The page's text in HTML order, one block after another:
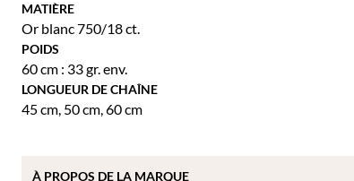
MATIÈRE
Or blanc 750/18 ct.
POIDS
60 cm : 33 gr. env.
LONGUEUR DE CHAÎNE
45 cm, 50 cm,60 cm
À PROPOS DE LA MARQUE